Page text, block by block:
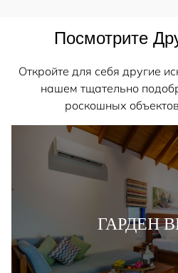
Посмотрите
Откройте для себя другие
нашем тщательно
роскошных
ГАРДЕН